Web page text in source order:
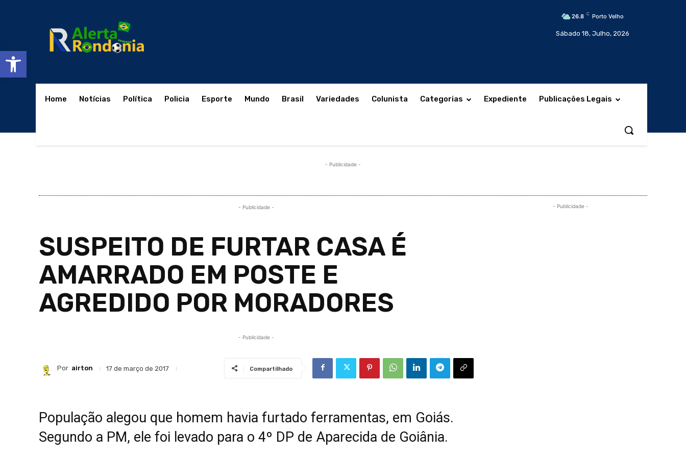
Abrir a barra de ferramentas
26.8 C Porto Velho
Sábado 18, Julho, 2026
Home Notícias Política Policia Esporte Mundo Brasil Variedades Colunista Categorias Expediente Publicações Legais
- Publicidade -
- Publicidade -
SUSPEITO DE FURTAR CASA É
AMARRADO EM POSTE E
AGREDIDO POR MORADORES
- Publicidade -
Por airton 17 de março de 2017 Compartilhado
População alegou que homem havia furtado ferramentas, em Goiás.
Segundo a PM, ele foi levado para o 4º DP de Aparecida de Goiânia.
- Publicidade -